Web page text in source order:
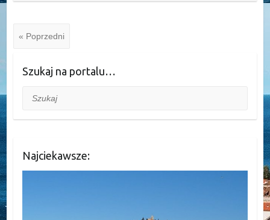
« Poprzedni
Szukaj na portalu…
Szukaj
Najciekawsze: